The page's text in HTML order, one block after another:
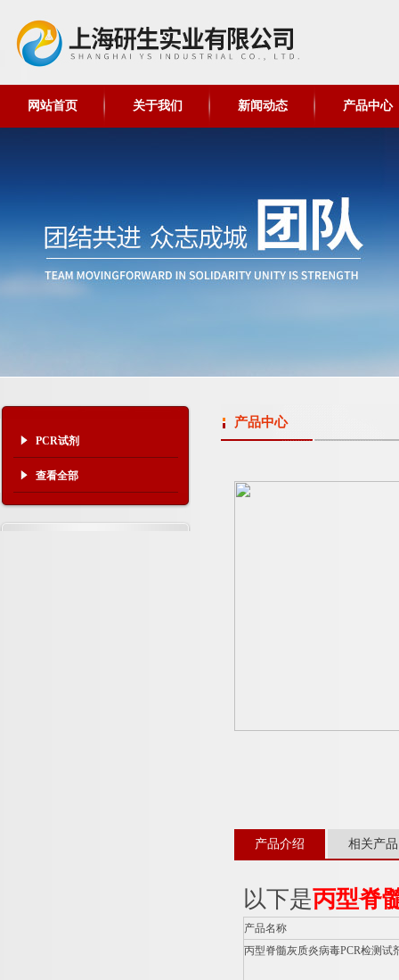
网站首页 关于我们 新闻动态 产品中心
PCR试剂
查看全部
产品中心
产品介绍 相关产品
以下是丙型脊
产品名称
丙型脊髓灰质炎病毒PCR检测试